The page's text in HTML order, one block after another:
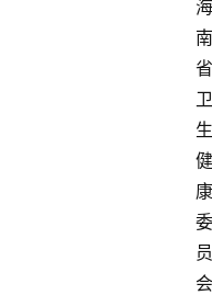
海
南
省
卫
生
健
康
委
员
会